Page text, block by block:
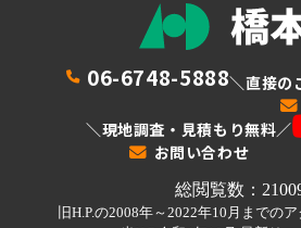
06-6748-5888＼直接の
＼現地調査・見積もり無料／
お問い合わせ